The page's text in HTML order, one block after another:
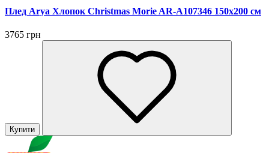
Плед Arya Хлопок Christmas Morie AR-A107346 150х200 см
3765 грн
Купити